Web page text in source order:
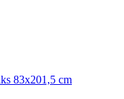
83x201,5 cm